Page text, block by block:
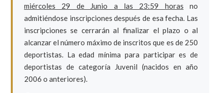
miércoles 29 de Junio a las 23:59 horas no
admitiéndose inscripciones después de esa fecha. Las
inscripciones se cerrarán al finalizar el plazo o al
alcanzar el número máximo de inscritos que es de 250
deportistas. La edad mínima para participar es de
deportistas de categoría Juvenil (nacidos en año
2006 o anteriores).